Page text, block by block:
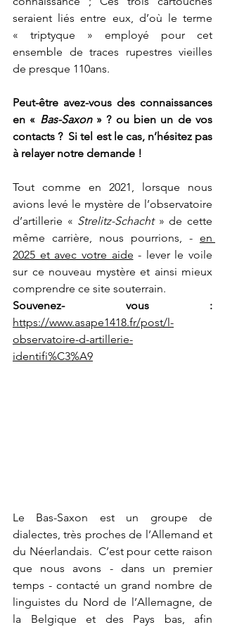
seraient liés entre eux, d’où le terme
« triptyque » employé pour cet
ensemble de traces rupestres vieilles
de presque 110ans.
Peut-être avez-vous des connaissances
en « Bas-Saxon » ? ou bien un de vos
contacts ?  Si tel est le cas, n’hésitez pas
à relayer notre demande !
Tout comme en 2021, lorsque nous
avions levé le mystère de l’observatoire
d’artillerie « Strelitz-Schacht » de cette
même carrière, nous pourrions, - en
2025 et avec votre aide - lever le voile
sur ce nouveau mystère et ainsi mieux
comprendre ce site souterrain.
https://www.asape1418.fr/post/l-
observatoire-d-artillerie-
identifi%C3%A9
Le Bas-Saxon est un groupe de
dialectes, très proches de l’Allemand et
du Néerlandais.  C’est pour cette raison
que nous avons - dans un premier
temps - contacté un grand nombre de
linguistes du Nord de l’Allemagne, de
la Belgique et des Pays bas, afin